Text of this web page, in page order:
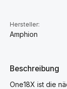
Hersteller:
Amphion
Beschreibung
One18X ist die